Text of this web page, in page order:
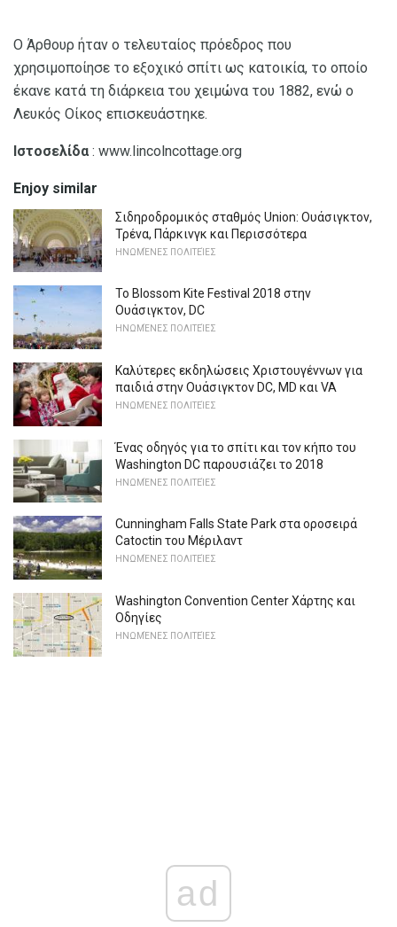
Ο Άρθουρ ήταν ο τελευταίος πρόεδρος που
χρησιμοποίησε το εξοχικό σπίτι ως κατοικία, το οποίο
έκανε κατά τη διάρκεια του χειμώνα του 1882, ενώ ο
Λευκός Οίκος επισκευάστηκε.
Ιστοσελίδα : www.lincolncottage.org
Enjoy similar
Σιδηροδρομικός σταθμός Union: Ουάσιγκτον,
Τρένα, Πάρκινγκ και Περισσότερα
ΗΝΩΜΈΝΕΣ ΠΟΛΙΤΕΊΕΣ
Το Blossom Kite Festival 2018 στην
Ουάσιγκτον, DC
ΗΝΩΜΈΝΕΣ ΠΟΛΙΤΕΊΕΣ
Καλύτερες εκδηλώσεις Χριστουγέννων για
παιδιά στην Ουάσιγκτον DC, MD και VA
ΗΝΩΜΈΝΕΣ ΠΟΛΙΤΕΊΕΣ
Ένας οδηγός για το σπίτι και τον κήπο του
Washington DC παρουσιάζει το 2018
ΗΝΩΜΈΝΕΣ ΠΟΛΙΤΕΊΕΣ
Cunningham Falls State Park στα οροσειρά
Catoctin του Μέριλαντ
ΗΝΩΜΈΝΕΣ ΠΟΛΙΤΕΊΕΣ
Washington Convention Center Χάρτης και
Οδηγίες
ΗΝΩΜΈΝΕΣ ΠΟΛΙΤΕΊΕΣ
ad